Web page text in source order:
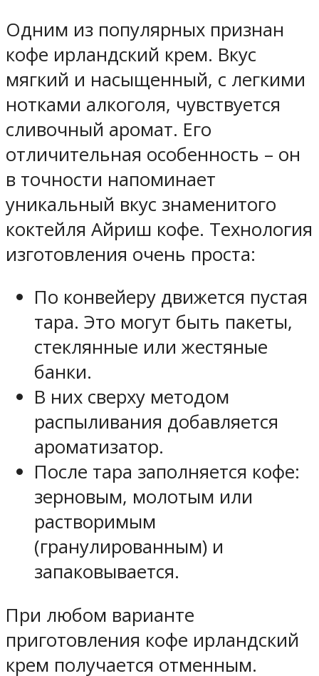
Одним из популярных признан
кофе ирландский крем. Вкус
мягкий и насыщенный, с легкими
нотками алкоголя, чувствуется
сливочный аромат. Его
отличительная особенность – он
в точности напоминает
уникальный вкус знаменитого
коктейля Айриш кофе. Технология
изготовления очень проста:
По конвейеру движется пустая
тара. Это могут быть пакеты,
стеклянные или жестяные
банки.
В них сверху методом
распыливания добавляется
ароматизатор.
После тара заполняется кофе:
зерновым, молотым или
растворимым
(гранулированным) и
запаковывается.
При любом варианте
приготовления кофе ирландский
крем получается отменным.